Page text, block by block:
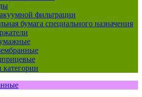
фильтрации
бумага специального назначения
категории